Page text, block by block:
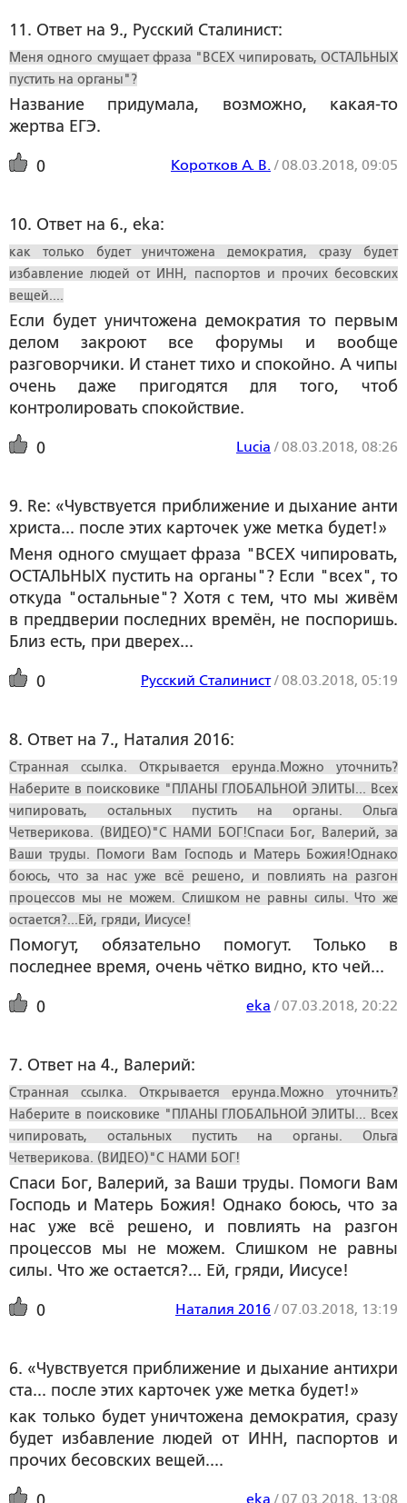
11. Ответ на 9., Русский Сталинист:
Меня одного смущает фраза "ВСЕХ чипировать, ОСТАЛЬНЫХ
пустить на органы"?
Название придумала, возможно, какая-то
жертва ЕГЭ.
0 Коротков А. В. /08.03.2018, 09:05
10. Ответ на 6., eka:
как только будет уничтожена демократия, сразу будет
избавление людей от ИНН, паспортов и прочих бесовских
вещей....
Если будет уничтожена демократия то первым
делом закроют все форумы и вообще
разговорчики. И станет тихо и спокойно. А чипы
очень даже пригодятся для того, чтоб
контролировать спокойствие.
0 Lucia /08.03.2018, 08:26
9. Re: «Чувствуется приближение и дыхание анти
христа... после этих карточек уже метка будет!»
Меня одного смущает фраза "ВСЕХ чипировать,
ОСТАЛЬНЫХ пустить на органы"? Если "всех", то
откуда "остальные"? Хотя с тем, что мы живём
в преддверии последних времён, не поспоришь.
Близ есть, при дверех...
0 Русский Сталинист/08.03.2018, 05:19
8. Ответ на 7., Наталия 2016:
Странная ссылка. Открывается ерунда.Можно уточнить?
Наберите в поисковике "ПЛАНЫ ГЛОБАЛЬНОЙ ЭЛИТЫ... Всех
чипировать, остальных пустить на органы. Ольга
Четверикова. (ВИДЕО)"С НАМИ БОГ!Спаси Бог, Валерий, за
Ваши труды. Помоги Вам Господь и Матерь Божия!Однако
боюсь, что за нас уже всё решено, и повлиять на разгон
процессов мы не можем. Слишком не равны силы. Что же
остается?...Ей, гряди, Иисусе!
Помогут, обязательно помогут. Только в
последнее время, очень чётко видно, кто чей...
0 eka /07.03.2018, 20:22
7. Ответ на 4., Валерий:
Странная ссылка. Открывается ерунда.Можно уточнить?
Наберите в поисковике "ПЛАНЫ ГЛОБАЛЬНОЙ ЭЛИТЫ... Всех
чипировать, остальных пустить на органы. Ольга
Четверикова. (ВИДЕО)"С НАМИ БОГ!
Спаси Бог, Валерий, за Ваши труды. Помоги Вам
Господь и Матерь Божия! Однако боюсь, что за
нас уже всё решено, и повлиять на разгон
процессов мы не можем. Слишком не равны
силы. Что же остается?... Ей, гряди, Иисусе!
0 Наталия 2016 /07.03.2018, 13:19
6. «Чувствуется приближение и дыхание антихри
ста... после этих карточек уже метка будет!»
как только будет уничтожена демократия, сразу
будет избавление людей от ИНН, паспортов и
прочих бесовских вещей....
eka /07.03.2018, 13:08